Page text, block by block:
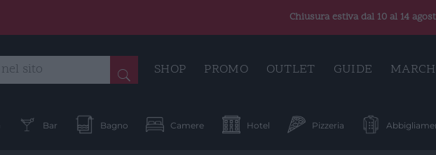
Chiusura estiva dal 10 al 14
SHOP PROMO OUTLET GUIDE
Bar Bagno Camere Hotel Pizzeria